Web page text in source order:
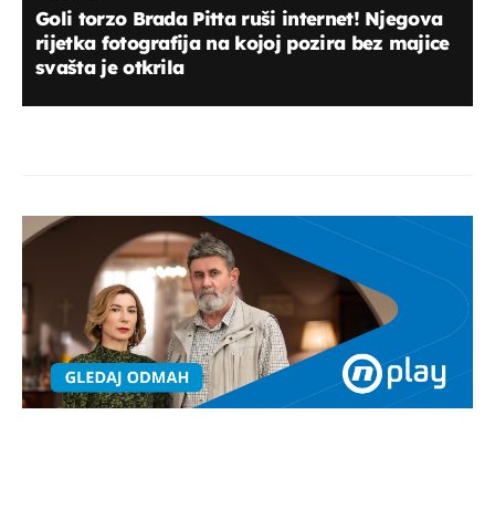
Goli torzo Brada Pitta ruši internet! Njegova
rijetka fotografija na kojoj pozira bez majice
svašta je otkrila